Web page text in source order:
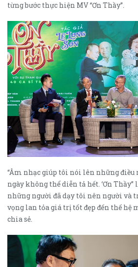
từng bước thực hiện MV “Ơn Thầy”.
“Âm nhạc giúp tôi nói lên những
ngày không thể diễn tả hết. ‘Ơn
những người đã dạy tôi nên người và
vọng lan tỏa giá trị tốt đẹp đến thế hệ
chia sẻ.